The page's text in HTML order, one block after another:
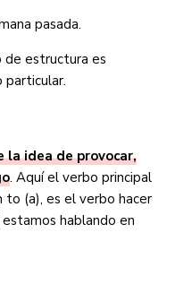
pasada.
de estructura es
particular.
la idea de provocar,
. Aquí el verbo principal
to (a), es el verbo hacer
hablando en